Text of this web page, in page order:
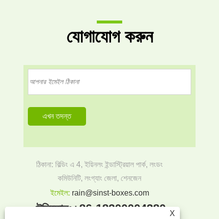
যোগাযোগ করুন
ঠিকানা: বিল্ডিং এ 4, ইয়িনলং ইন্ডাস্ট্রিয়াল পার্ক, লংডং
কমিউনিটি, লংগ্যাং জেলা, শেনজেন
ইমেইল: rain@sinst-boxes.com
টেলিফোন:+86-18300004380 X